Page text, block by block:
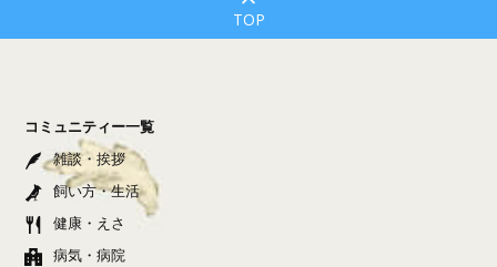
TOP
コミュニティー一覧
雑談・挨拶
飼い方・生活
健康・えさ
病気・病院